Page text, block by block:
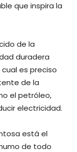
que inspira la
de la
duradera
es preciso
de la
el petróleo,
electricidad.
está el
de todo